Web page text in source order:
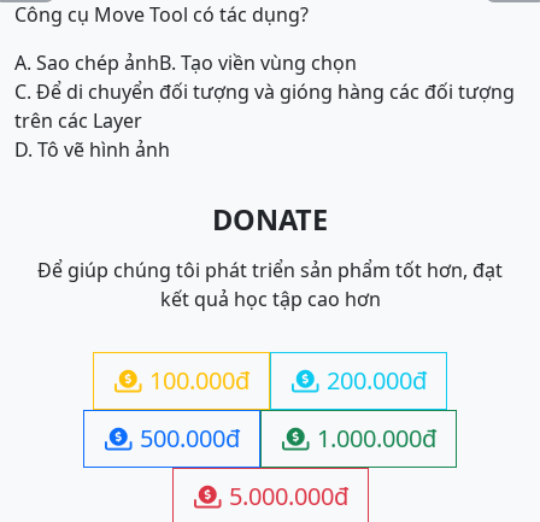
Công cụ Move Tool có tác dụng?
A. Sao chép ảnhB. Tạo viền vùng chọn
C. Để di chuyển đối tượng và gióng hàng các đối tượng
trên các Layer
D. Tô vẽ hình ảnh
DONATE
Để giúp chúng tôi phát triển sản phẩm tốt hơn, đạt
kết quả học tập cao hơn
 100.000đ  200.000đ
 500.000đ  1.000.000đ
 5.000.000đ